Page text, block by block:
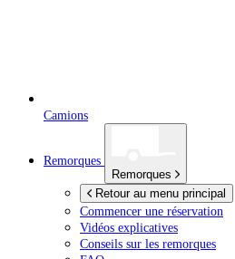
Camions
Remorques
Remorques
Retour au menu principal
Commencer une réservation
Vidéos explicatives
Conseils sur les remorques